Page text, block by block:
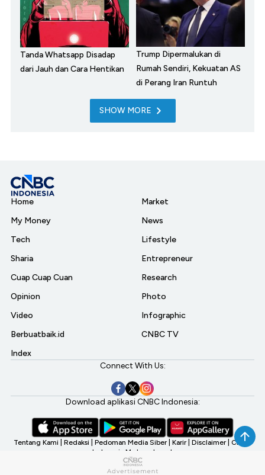
Tanda Whatsapp Disadap
dari Jauh dan Cara Hentikan
Trump Dipermalukan di
Rumah Sendiri, Kekuatan AS
di Perang Iran Runtuh
SHOW MORE
Home
My Money
Tech
Sharia
Cuap Cuap Cuan
Opinion
Video
Berbuatbaik.id
Index
Market
News
Lifestyle
Entrepreneur
Research
Photo
Infographic
CNBC TV
Connect With Us:
Download aplikasi CNBC Indonesia:
Tentang Kami Redaksi Pedoman Media Siber Karir Disclaimer CNBC
Indonesia My Investment
©2026 CNBC Indonesia, A Transmedia Company